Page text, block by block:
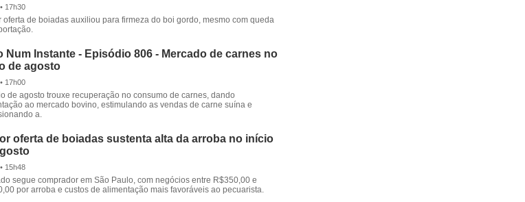
17h30
oferta de boiadas auxiliou para firmeza do boi gordo, mesmo com queda
Num Instante - Episódio 806 - Mercado de carnes no
de agosto
17h00
de agosto trouxe recuperação no consumo de carnes, dando
ao mercado bovino, estimulando as vendas de carne suína e
a.
oferta de boiadas sustenta alta da arroba no início
15h48
segue comprador em São Paulo, com negócios entre R$350,00 e
por arroba e custos de alimentação mais favoráveis ao pecuarista.